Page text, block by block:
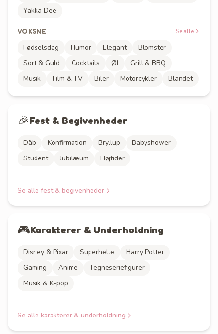
Yakka Dee
VOKSNE Se alle
Fødselsdag Humor Elegant
Blomster
Sort & Guld
Cocktails Øl
Grill & BBQ
Musik
Film & TV Biler Motorcykler Blandet
🎉Fest & Begivenheder
Dåb Konfirmation Bryllup
Babyshower
Student
Jubilæum Højtider
Se alle fest & begivenheder
🎮Karakterer & Underholdning
Disney & Pixar Superhelte
Harry Potter
Gaming
Anime
Tegneseriefigurer
Musik & K-pop
Se alle karakterer & underholdning